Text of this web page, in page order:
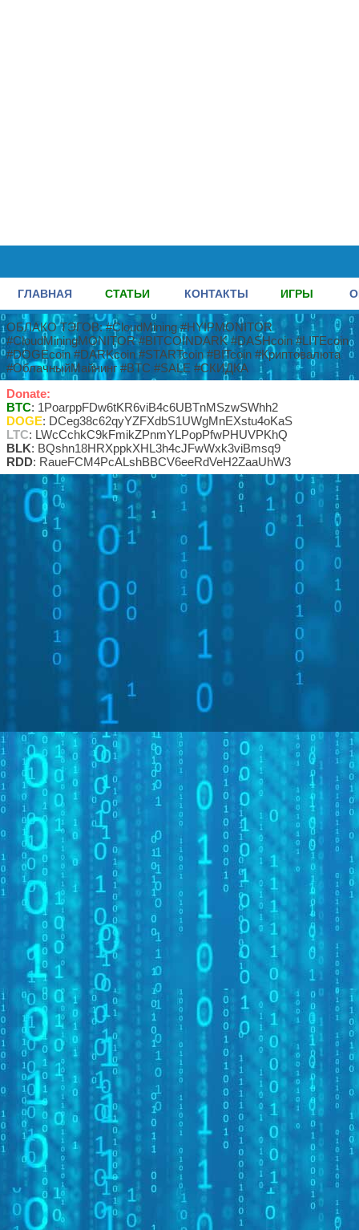
ГЛАВНАЯ СТАТЬИ КОНТАКТЫ ИГРЫ
ОБЛАКО ТЭГОВ: #CloudMining #HYIPMONITOR
#CloudMiningMONITOR #BITCOINDARK #DASHcoin #LITEcoin
#DOGEcoin #DARKcoin #STARTcoin #BITcoin #Криптовалюта
#ОблачныйМайнинг #BTC #SALE #СКИДКА
Donate:
BTC: 1PoarppFDw6tKR6viB4c6UBTnMSzwSWhh2
DOGE: DCeg38c62qyYZFXdbS1UWgMnEXstu4oKaS
LTC: LWcCchkC9kFmikZPnmYLPopPfwPHUVPKhQ
BLK: BQshn18HRXppkXHL3h4cJFwWxk3viBmsq9
RDD: RaueFCM4PcALshBBCV6eeRdVeH2ZaaUhW3